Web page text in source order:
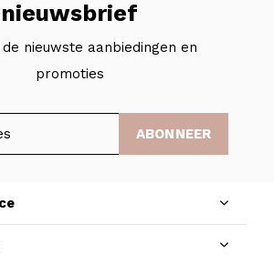
nieuwsbrief
nieuwste aanbiedingen en
promoties
ABONNEER